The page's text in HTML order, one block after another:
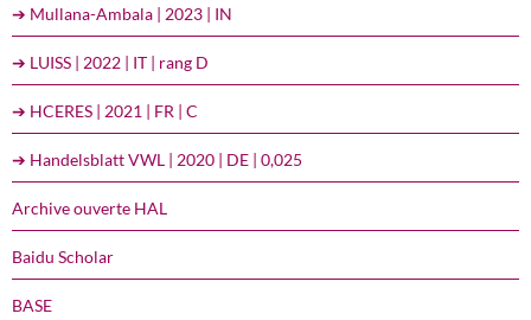
➔ Mullana-Ambala | 2023 | IN
➔ LUISS | 2022 | IT | rang D
➔ HCERES | 2021 | FR | C
➔ Handelsblatt VWL | 2020 | DE | 0,025
Archive ouverte HAL
Baidu Scholar
BASE